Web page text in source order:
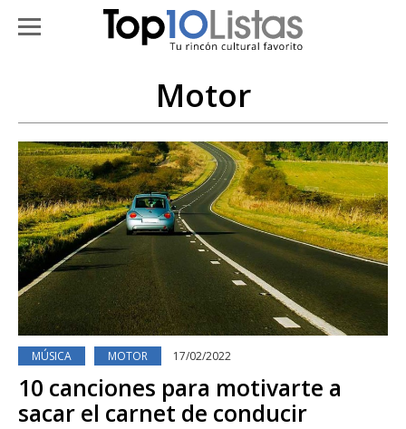
Motor
MÚSICA MOTOR 17/02/2022
10 canciones para motivarte a
sacar el carnet de conducir